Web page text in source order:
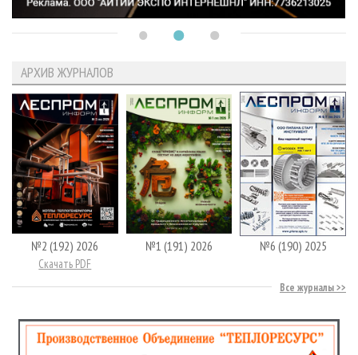
АРХИВ ЖУРНАЛОВ
№2 (192) 2026
Скачать PDF
№1 (191) 2026 №6 (190) 2025
Все журналы